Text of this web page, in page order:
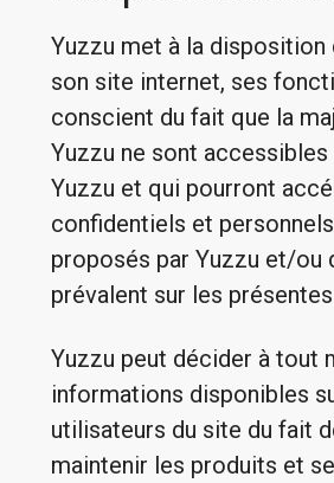
Yuzzu met à la
son site internet, ses
conscient du fait que la
Yuzzu ne sont
Yuzzu et qui pourront
confidentiels et
proposés par Yuzzu et/ou
prévalent sur les
Yuzzu peut décider à tout
informations disponibles
utilisateurs du site du fait
maintenir les produits et